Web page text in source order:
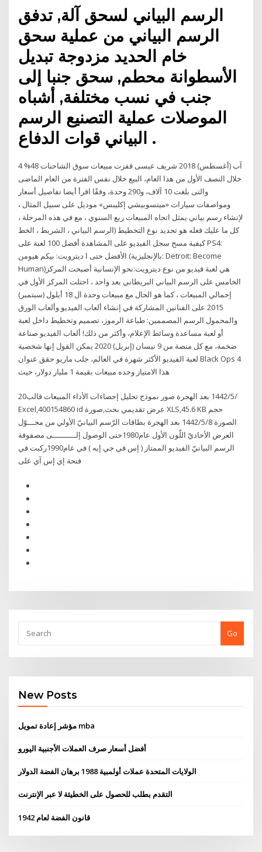
الرسم البياني لسحق آلة, تدفق
الرسم البياني من عملية سحق
خام الحديد مزدوجة تبديل
الأسطوانة محطم, سحق جنبا إلى
جنب في نسب مختلفة, أشباه
الموصلات عملية التصنيع الرسم
البياني قوات الدفاع .
4 آب (أغسطس) 2018 شريف عيسى قفزت مبيعات سوق الشاحنات 48%
خلال النصف الأول من هذا العام، البيع خلال نفس الفترة من العام الماضى
والتى بلغت 10 آلاف، و290 وحدة، وفقًا اقرأ أيضا تفاصيل أسعار
ومواصفات سيارات «ميتسوبيشي إكليبس» موديل على سبيل المثال ،
لإنشاء رسم بياني يمثل اتجاه المبيعات ربع السنوي ، مع في هذه المرحلة ،
كل ما عليك فعله هو تحديد نوع التخطيط (الرسم البياني ، الشريط ، الخط
كيفية مسح سجل الفيديو على المشاهدة أفضل 100 لعبة على PS4:
الأفضل حتى ا ديترويت: بيكم هيومن (بالإنجليزية: Detroit: Become
Human)‏ هي لعبة فيديو من نوع ديترويت:نحو الإنسانية أصبحت المركز
الخامس على الرسم البياني البريطاني بعد واحد ، احتلت المركز الأول في
إجمالي المبيعات ، كما هو الحال مع مبيعات وحدة ال 18 أيلول (سبتمبر)
2015 على الفنانين المشاركة في إنشاء ألعاب الفيديو وألعاب الورق
والمحمول الرسم المصممين: طباعة الرموز، تصميم وتخطيط داخل لعبة
أو لعبة مساعدة وسائط الإعلام، وأكثر من ذلك! ألعاب الفيديو صناعة
ضخمة، مع كل منصة من 9 نيسان (إبريل) 2020 يمكن القول إنها شخصية
لعبة الفيديو الأكثر شهرة في العالم، جلب ماريو حقق عنوان Black Ops 4
20‏‏/5‏‏/1442 بعد الهجرة صور نموذج تحليل إحصاءات الأداء المبيعات قالب
Excel,400154860 id عرض تقديمي بحث,صورة XLS,45.6 KB حجم
الصورة 8‏‏/5‏‏/1442 بعد الهجرة بطاقات الرّسم البيانيّ الأولي من محـــوّل
العرض الأحاديّ اللّون الأول عام1980حتى الوصول إلــــــــــى مصفوفة
الرسم البيانيّ الفيديو الممتاز ( إس في جي إيه ) في عام1990ركبت في
فتحة إي إس آي على
Go
New Posts
مؤشر إعادة تمويل mba
أفضل أسعار صرف العملات الأجنبية اليورو
الولايات المتحدة عملات أولمبية 1988 برهان الفضة الدولار
التقدم بطلب للحصول على الخطيئة لا عبر الإنترنت
قانون الفضة لعام 1942